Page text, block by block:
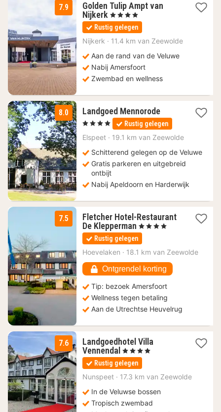
7.9
Golden Tulip Ampt van
Nijkerk 1
nacht
vanaf
112
, 4 Sterren
Rustig gelegen
Nijkerk · 11.4 km van Zeewolde
Aan de rand van de Veluwe
Nabij Amersfoort
Zwembad en wellness
8.0 Landgoed Mennorode1
nacht
vanaf
79
, 4 Sterren Rustig gelegen
Elspeet · 19.1 km van Zeewolde
Schitterend gelegen op de Veluwe
Gratis parkeren en uitgebreid
ontbijt
Nabij Apeldoorn en Harderwijk
7.5
Fletcher Hotel-Restaurant
De Klepperman 1
nacht
vanaf
79
€
, 4 Sterren
Rustig gelegen
Hoevelaken · 18.1 km van Zeewolde
Ontgrendel korting
Tip: bezoek Amersfoort
Wellness tegen betaling
Aan de Utrechtse Heuvelrug
7.6
Landgoedhotel Villa
Vennendal 1
nacht
vanaf
115
, 4 Sterren
Rustig gelegen
Nunspeet · 17.3 km van Zeewolde
In de Veluwse bossen
Tropisch zwembad